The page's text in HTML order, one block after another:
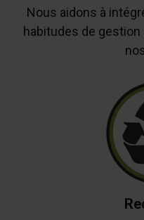
Nous aidons à
habitudes de